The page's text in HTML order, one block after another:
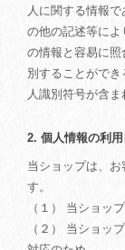
人に関する情報
の他の記述等に
の情報と容易に
別することがで
人識別符号が含ま
2. 個人情報の利
当ショップは、
す。
（１） 当ショッ
（２） 当ショッ